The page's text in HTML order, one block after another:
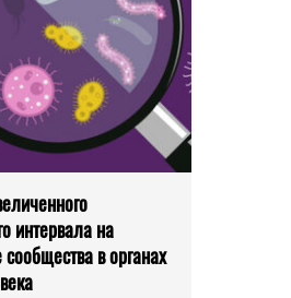
интервала на
в органах